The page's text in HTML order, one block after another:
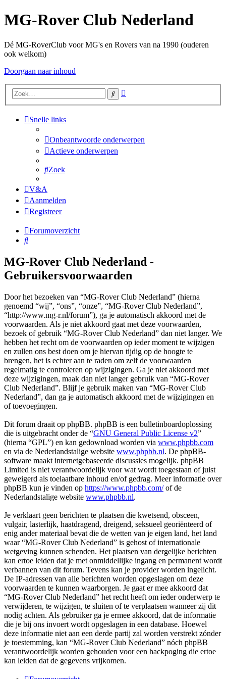
MG-Rover Club Nederland
Dé MG-RoverClub voor MG's en Rovers van na 1990 (ouderen
ook welkom)
Doorgaan naar inhoud
Zoek
Snelle links
Onbeantwoorde onderwerpen
Actieve onderwerpen
Zoek
V&A
Aanmelden
Registreer
Forumoverzicht
Zoek
MG-Rover Club Nederland -
Gebruikersvoorwaarden
Door het bezoeken van “MG-Rover Club Nederland” (hierna
genoemd “wij”, “ons”, “onze”, “MG-Rover Club Nederland”,
“http://www.mg-r.nl/forum”), ga je automatisch akkoord met de
voorwaarden. Als je niet akkoord gaat met deze voorwaarden,
bezoek of gebruik “MG-Rover Club Nederland” dan niet langer. We
hebben het recht om de voorwaarden op ieder moment te wijzigen
en zullen ons best doen om je hiervan tijdig op de hoogte te
brengen, het is echter aan te raden om zelf de voorwaarden
regelmatig te controleren op wijzigingen. Ga je niet akkoord met
deze wijzigingen, maak dan niet langer gebruik van “MG-Rover
Club Nederland”. Blijf je gebruik maken van “MG-Rover Club
Nederland”, dan ga je automatisch akkoord met de wijzigingen en
of toevoegingen.
Dit forum draait op phpBB. phpBB is een bulletinboardoplossing
die is uitgebracht onder de “GNU General Public License v2”
(hierna “GPL”) en kan gedownload worden via www.phpbb.com
en via de Nederlandstalige website www.phpbb.nl. De phpBB-
software maakt internetgebaseerde discussies mogelijk. phpBB
Limited is niet verantwoordelijk voor wat wordt toegestaan of juist
geweigerd als toelaatbare inhoud en/of gedrag. Meer informatie over
phpBB kun je vinden op https://www.phpbb.com/of de
Nederlandstalige website www.phpbb.nl.
Je verklaart geen berichten te plaatsen die kwetsend, obsceen,
vulgair, lasterlijk, haatdragend, dreigend, seksueel georiënteerd of
enig ander materiaal bevat die de wetten van je eigen land, het land
waar “MG-Rover Club Nederland” is gehost of internationale
wetgeving kunnen schenden. Het plaatsen van dergelijke berichten
kan ertoe leiden dat je met onmiddellijke ingang en permanent wordt
verbannen van dit forum. Tevens kan je provider worden ingelicht.
De IP-adressen van alle berichten worden opgeslagen om deze
voorwaarden te kunnen waarborgen. Je gaat er mee akkoord dat
“MG-Rover Club Nederland” het recht heeft om ieder onderwerp te
verwijderen, te wijzigen, te sluiten of te verplaatsen wanneer zij dit
nodig achten. Als gebruiker ga je ermee akkoord, dat de informatie
die je bij ons invoert wordt opgeslagen in een database. Hoewel
deze informatie niet aan een derde partij zal worden verstrekt zónder
je toestemming, kan “MG-Rover Club Nederland” nóch phpBB
verantwoordelijk worden gehouden voor een hackpoging die ertoe
kan leiden dat de gegevens vrijkomen.